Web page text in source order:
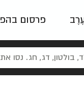
פרסום
כרזות